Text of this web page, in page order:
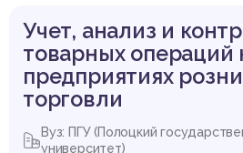
Учет, анализ и
товарных операций
предприятиях
торговли
Вуз: ПГУ (Полоцкий
университет)